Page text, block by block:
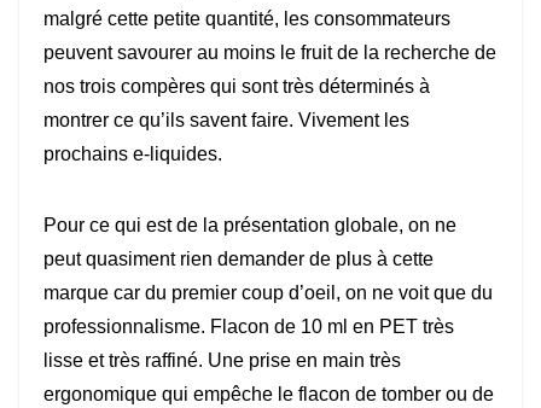
malgré cette petite quantité, les consommateurs
peuvent savourer au moins le fruit de la recherche de
nos trois compères qui sont très déterminés à
montrer ce qu’ils savent faire. Vivement les
prochains e-liquides.
Pour ce qui est de la présentation globale, on ne
peut quasiment rien demander de plus à cette
marque car du premier coup d’oeil, on ne voit que du
professionnalisme. Flacon de 10 ml en PET très
lisse et très raffiné. Une prise en main très
ergonomique qui empêche le flacon de tomber ou de